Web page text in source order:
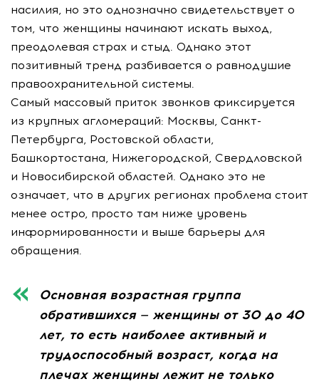
насилия, но это однозначно свидетельствует о
том, что женщины начинают искать выход,
преодолевая страх и стыд. Однако этот
позитивный тренд разбивается о равнодушие
правоохранительной системы.
Самый массовый приток звонков фиксируется
из крупных агломераций: Москвы, Санкт-
Петербурга, Ростовской области,
Башкортостана, Нижегородской, Свердловской
и Новосибирской областей. Однако это не
означает, что в других регионах проблема стоит
менее остро, просто там ниже уровень
информированности и выше барьеры для
обращения.
Основная возрастная группа
обратившихся — женщины от 30 до 40
лет, то есть наиболее активный и
трудоспособный возраст, когда на
плечах женщины лежит не только